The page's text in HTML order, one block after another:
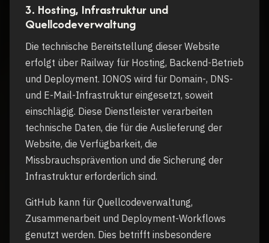
3. Hosting, Infrastruktur und
Quellcodeverwaltung
Die technische Bereitstellung dieser Website
erfolgt über Railway für Hosting, Backend-Betrieb
und Deployment. IONOS wird für Domain-, DNS-
und E-Mail-Infrastruktur eingesetzt, soweit
einschlägig. Diese Dienstleister verarbeiten
technische Daten, die für die Auslieferung der
Website, die Verfügbarkeit, die
Missbrauchsprävention und die Sicherung der
Infrastruktur erforderlich sind.
GitHub kann für Quellcodeverwaltung,
Zusammenarbeit und Deployment-Workflows
genutzt werden. Dies betrifft insbesondere